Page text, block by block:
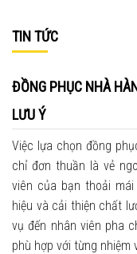
TIN TỨC
ĐỒNG PHỤC NHÀ
LƯU Ý
Việc lựa chọn đồng
chỉ đơn thuần là vẻ
viên của bạn thoải
hiệu và cải thiện chất
vụ đến nhân viên pha
phù hợp với từng nhiệm